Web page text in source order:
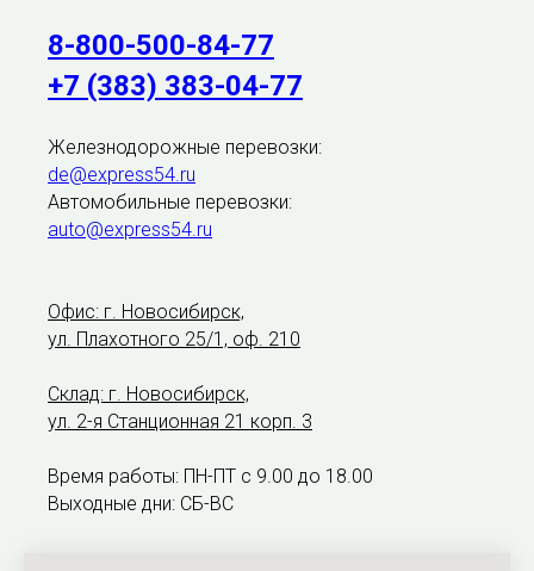
8-800-500-84-77
+7 (383) 383-04-77
Железнодорожные перевозки:
de@express54.ru
Автомобильные перевозки:
auto@express54.ru
Офис: г. Новосибирск,
ул. Плахотного 25/1, оф. 210
Склад: г. Новосибирск,
ул. 2-я Станционная 21 корп. 3
Время работы: ПН-ПТ с 9.00 до 18.00
Выходные дни: СБ-ВС